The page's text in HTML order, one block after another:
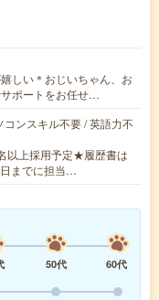
しい＊おじいちゃん、お
ポートをお任せ…
ンスキル不要 / 英語力不
以上採用予定★履歴書は
までに担当…
50代
60代